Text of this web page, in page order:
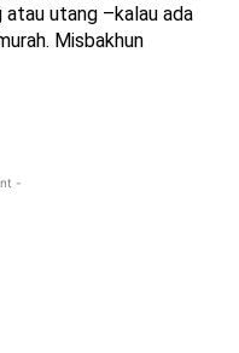
utang –kalau ada
Misbakhun
-